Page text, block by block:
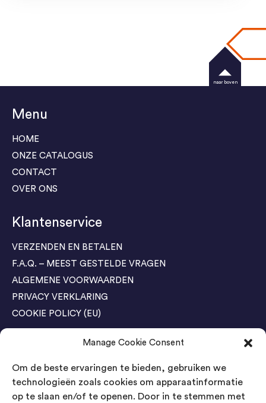
Manage Cookie Consent
Om de beste ervaringen te bieden, gebruiken we
technologieën zoals cookies om apparaatinformatie
op te slaan en/of te openen. Door in te stemmen met
Menu
HOME
ONZE CATALOGUS
CONTACT
OVER ONS
Klantenservice
VERZENDEN EN BETALEN
F.A.Q. – MEEST GESTELDE VRAGEN
ALGEMENE VOORWAARDEN
PRIVACY VERKLARING
COOKIE POLICY (EU)
Agenda Trade Shows
04-05 November / SVG FAIR Winterswijk
Bestel GRATIS kaarten
naar boven